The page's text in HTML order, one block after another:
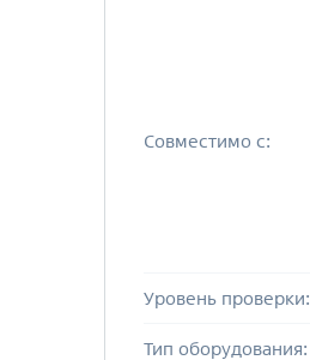
Совместимо с:
Уровень проверки:
Тип оборудования: